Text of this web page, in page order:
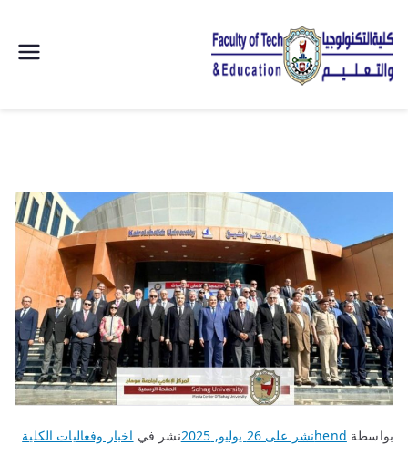
التكنولوجيا
الصناعى
جامعة
سوهاج |
بواسطة hendنشر على26 يوليو, 2025 نشر في اخبار وفعاليات الكلية